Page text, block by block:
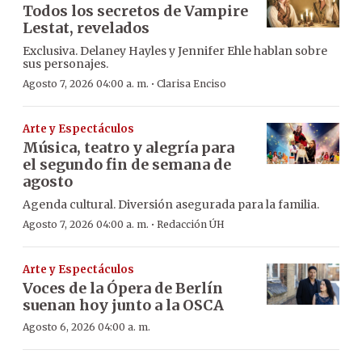
Todos los secretos de Vampire
Lestat, revelados
Exclusiva. Delaney Hayles y Jennifer Ehle hablan sobre
sus personajes.
Agosto 7, 2026 04:00 a. m. · Clarisa Enciso
Arte y Espectáculos
Música, teatro y alegría para
el segundo fin de semana de
agosto
Agenda cultural. Diversión asegurada para la familia.
Agosto 7, 2026 04:00 a. m. · Redacción ÚH
Arte y Espectáculos
Voces de la Ópera de Berlín
suenan hoy junto a la OSCA
Agosto 6, 2026 04:00 a. m.